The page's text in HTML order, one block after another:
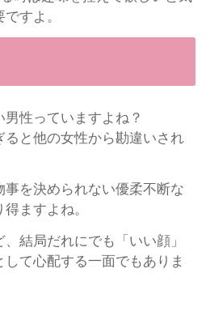
すよ。
性っていますよね？
ると他の女性から勘違いされ
事を決められない優柔不断な
ますよね。
結局だれにでも「いい顔」
て心配する一面でもありま